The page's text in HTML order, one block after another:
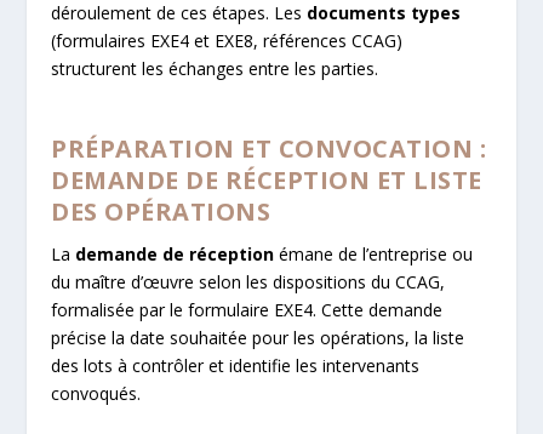
déroulement de ces étapes. Les documents types
(formulaires EXE4 et EXE8, références CCAG)
structurent les échanges entre les parties.
PRÉPARATION ET CONVOCATION :
DEMANDE DE RÉCEPTION ET LISTE
DES OPÉRATIONS
La demande de réception émane de l’entreprise ou
du maître d’œuvre selon les dispositions du CCAG,
formalisée par le formulaire EXE4. Cette demande
précise la date souhaitée pour les opérations, la liste
des lots à contrôler et identifie les intervenants
convoqués.